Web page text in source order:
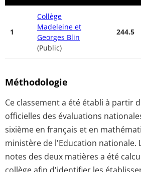
1
Collège
Madeleine et
Georges Blin
(Public)
244.5
Méthodologie
Ce classement a été établi à partir
officielles des évaluations
sixième en français et en
ministère de l'Education nationale.
notes des deux matières a été